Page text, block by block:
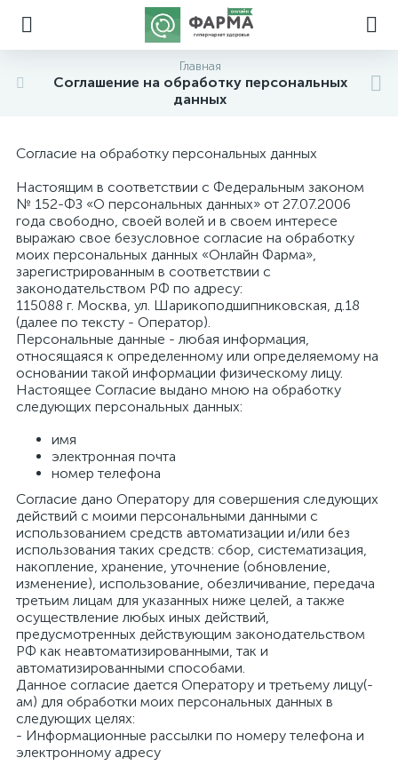
Главная
Соглашение на обработку персональных
данных
Согласие на обработку персональных данных
Настоящим в соответствии с Федеральным законом
№ 152-ФЗ «О персональных данных» от 27.07.2006
года свободно, своей волей и в своем интересе
выражаю свое безусловное согласие на обработку
моих персональных данных «Онлайн Фарма»,
зарегистрированным в соответствии с
законодательством РФ по адресу:
115088 г. Москва, ул. Шарикоподшипниковская, д.18
(далее по тексту - Оператор).
Персональные данные - любая информация,
относящаяся к определенному или определяемому на
основании такой информации физическому лицу.
Настоящее Согласие выдано мною на обработку
следующих персональных данных:
имя
электронная почта
номер телефона
Согласие дано Оператору для совершения следующих
действий с моими персональными данными с
использованием средств автоматизации и/или без
использования таких средств: сбор, систематизация,
накопление, хранение, уточнение (обновление,
изменение), использование, обезличивание, передача
третьим лицам для указанных ниже целей, а также
осуществление любых иных действий,
предусмотренных действующим законодательством
РФ как неавтоматизированными, так и
автоматизированными способами.
Данное согласие дается Оператору и третьему лицу(-
ам) для обработки моих персональных данных в
следующих целях:
- Информационные рассылки по номеру телефона и
электронному адресу